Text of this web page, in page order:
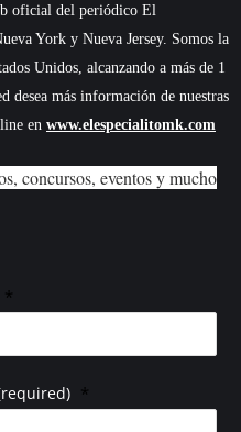
oficial del periódico El
York y Nueva Jersey. Somos la
Unidos, alcanzando a más de 1
desea más información de nuestras
en www.elespecialitomk.com
concursos, eventos y mucho
*
*